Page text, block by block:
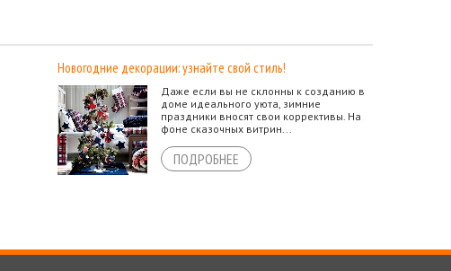
Новогодние декорации: узнайте свой стиль!
Даже если вы не склонны к созданию в
доме идеального уюта, зимние
праздники вносят свои коррективы. На
фоне сказочных витрин...
ПОДРОБНЕЕ